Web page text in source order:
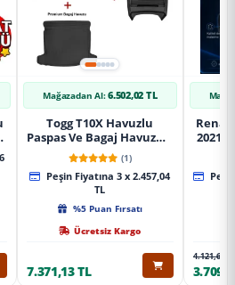
Mağazadan Al: 6.502,02 TL
Togg T10X Havuzlu
Paspas Ve Bagaj Havuzu +
Siyah Organizer
(1)
Peşin Fiyatına 3 x 2.457,04
TL
%5 Puan Fırsatı
Ücretsiz Kargo
7.371,13 TL
2021
4.121,65 TL